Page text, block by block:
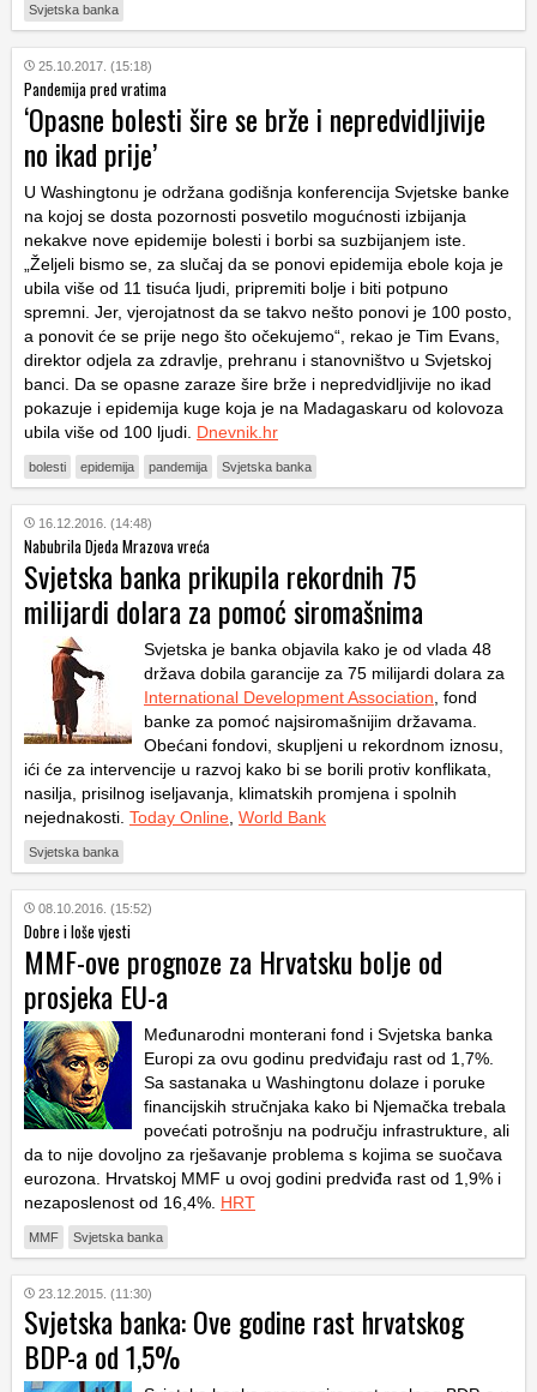
Svjetska banka
25.10.2017. (15:18)
Pandemija pred vratima
‘Opasne bolesti šire se brže i nepredvidljivije
no ikad prije’
U Washingtonu je održana godišnja konferencija Svjetske banke
na kojoj se dosta pozornosti posvetilo mogućnosti izbijanja
nekakve nove epidemije bolesti i borbi sa suzbijanjem iste.
„Željeli bismo se, za slučaj da se ponovi epidemija ebole koja je
ubila više od 11 tisuća ljudi, pripremiti bolje i biti potpuno
spremni. Jer, vjerojatnost da se takvo nešto ponovi je 100 posto,
a ponovit će se prije nego što očekujemo“, rekao je Tim Evans,
direktor odjela za zdravlje, prehranu i stanovništvo u Svjetskoj
banci. Da se opasne zaraze šire brže i nepredvidljivije no ikad
pokazuje i epidemija kuge koja je na Madagaskaru od kolovoza
ubila više od 100 ljudi. Dnevnik.hr
bolesti epidemija pandemija Svjetska banka
16.12.2016. (14:48)
Nabubrila Djeda Mrazova vreća
Svjetska banka prikupila rekordnih 75
milijardi dolara za pomoć siromašnima
Svjetska je banka objavila kako je od vlada 48
država dobila garancije za 75 milijardi dolara za
International Development Association , fond
banke za pomoć najsiromašnijim državama.
Obećani fondovi, skupljeni u rekordnom iznosu,
ići će za intervencije u razvoj kako bi se borili protiv konflikata,
nasilja, prisilnog iseljavanja, klimatskih promjena i spolnih
nejednakosti. Today Online World Bank
Svjetska banka
08.10.2016. (15:52)
Dobre i loše vjesti
MMF-ove prognoze za Hrvatsku bolje od
prosjeka EU-a
Međunarodni monterani fond i Svjetska banka
Europi za ovu godinu predviđaju rast od 1,7%.
Sa sastanaka u Washingtonu dolaze i poruke
financijskih stručnjaka kako bi Njemačka trebala
povećati potrošnju na području infrastrukture, ali
da to nije dovoljno za rješavanje problema s kojima se suočava
eurozona. Hrvatskoj MMF u ovoj godini predviđa rast od 1,9% i
nezaposlenost od 16,4%. HRT
MMF Svjetska banka
23.12.2015. (11:30)
Svjetska banka: Ove godine rast hrvatskog
BDP-a od 1,5%